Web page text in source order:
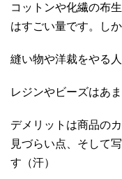
コットンや化繊の布
はすごい量です。しか
縫い物や洋裁をやる
レジンやビーズはあ
デメリットは商品の
見づらい点、そして
す（汗）